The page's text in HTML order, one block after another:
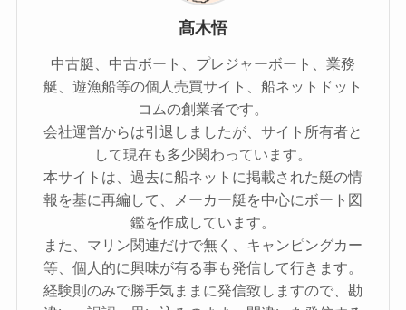
髙木悟
中古艇、中古ボート、プレジャーボート、業務
艇、遊漁船等の個人売買サイト、船ネットドット
コムの創業者です。
会社運営からは引退しましたが、サイト所有者と
して現在も多少関わっています。
本サイトは、過去に船ネットに掲載された艇の情
報を基に再編して、メーカー艇を中心にボート図
鑑を作成しています。
また、マリン関連だけで無く、キャンピングカー
等、個人的に興味が有る事も発信して行きます。
経験則のみで勝手気ままに発信致しますので、勘